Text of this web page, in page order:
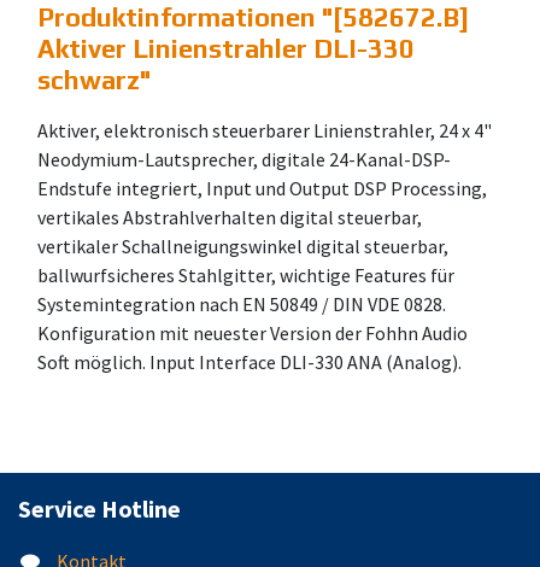
Produktinformationen "[582672.B]
Aktiver Linienstrahler DLI-330
schwarz"
Aktiver, elektronisch steuerbarer Linienstrahler, 24 x 4"
Neodymium-Lautsprecher, digitale 24-Kanal-DSP-
Endstufe integriert, Input und Output DSP Processing,
vertikales Abstrahlverhalten digital steuerbar,
vertikaler Schallneigungswinkel digital steuerbar,
ballwurfsicheres Stahlgitter, wichtige Features für
Systemintegration nach EN 50849 / DIN VDE 0828.
Konfiguration mit neuester Version der Fohhn Audio
Soft möglich. Input Interface DLI-330 ANA (Analog).
Service Hotline
Kontakt